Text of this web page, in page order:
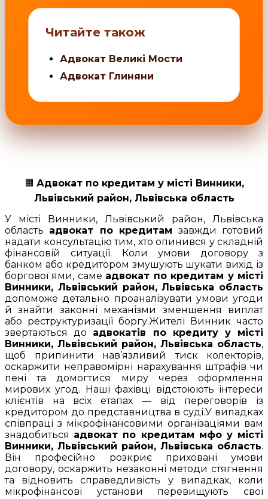
Читайте також
Адвокат Великі Мости
Адвокат Глиняни
🟧 Адвокат по кредитам у місті Винники,
Львівський район, Львівська область
У місті Винники, Львівський район, Львівська
область адвокат по кредитам завжди готовий
надати консультацію тим, хто опинився у складній
фінансовій ситуації. Коли умови договору з
банком або кредитором змушують шукати вихід із
боргової ями, саме адвокат по кредитам у місті
Винники, Львівський район, Львівська область
допоможе детально проаналізувати умови угоди
й знайти законні механізми зменшення виплат
або реструктуризації боргу.Жителі Винник часто
звертаються до адвокатів по кредиту у місті
Винники, Львівський район, Львівська область,
щоб припинити нав’язливий тиск колекторів,
оскаржити неправомірні нарахування штрафів чи
пені та домогтися миру через оформлення
мирових угод. Наші фахівці відстоюють інтереси
клієнтів на всіх етапах — від переговорів із
кредитором до представництва в суді.У випадках
співпраці з мікрофінансовими організаціями вам
знадобиться адвокат по кредитам мфо у місті
Винники, Львівський район, Львівська область.
Він професійно розкриє приховані умови
договору, оскаржить незаконні методи стягнення
та відновить справедливість у випадках, коли
мікрофінансові установи перевищують свої